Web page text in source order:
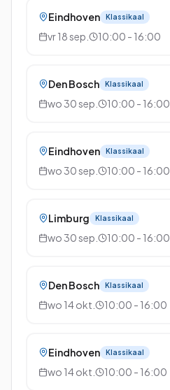
Eindhoven Klassikaal
vr 18 sep. 10:00 - 16:00
Den Bosch Klassikaal
wo 30 sep. 10:00 - 16:00
Eindhoven Klassikaal
wo 30 sep. 10:00 - 16:00
Limburg Klassikaal
wo 30 sep. 10:00 - 16:00
Den Bosch Klassikaal
wo 14 okt. 10:00 - 16:00
Eindhoven Klassikaal
wo 14 okt. 10:00 - 16:00